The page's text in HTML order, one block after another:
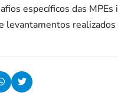
específicos das
levantamentos